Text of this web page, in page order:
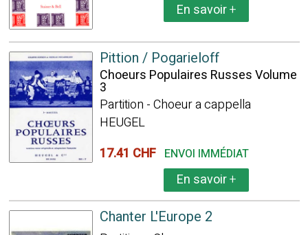
En savoir+
Pittion / Pogarieloff
Choeurs Populaires Russes Volume
3
Partition - Choeur a cappella
HEUGEL
17.41 CHF ENVOI IMMÉDIAT
En savoir+
Chanter L'Europe 2